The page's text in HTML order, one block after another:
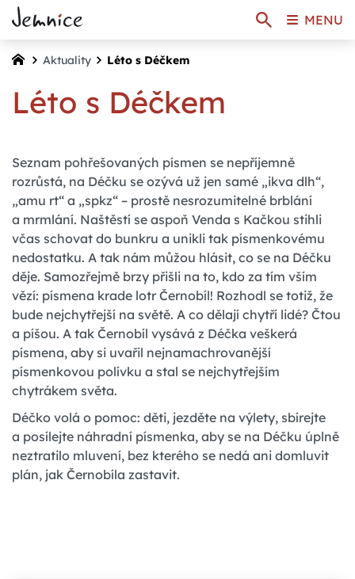
Aktuality Léto s Déčkem
Léto s Déčkem
Seznam pohřešovaných písmen se nepříjemně
rozrůstá, na Déčku se ozývá už jen samé „ikva dlh“,
„amu rt“ a „spkz“ – prostě nesrozumitelné brblání
a mrmlání. Naštěstí se aspoň Venda s Kačkou stihli
včas schovat do bunkru a unikli tak písmenkovému
nedostatku. A tak nám můžou hlásit, co se na Déčku
děje. Samozřejmě brzy přišli na to, kdo za tím vším
vězí: písmena krade lotr Černobíl! Rozhodl se totiž, že
bude nejchytřejší na světě. A co dělají chytří lidé? Čtou
a píšou. A tak Černobíl vysává z Déčka veškerá
písmena, aby si uvařil nejnamachrovanější
písmenkovou polívku a stal se nejchytřejším
chytrákem světa.
Déčko volá o pomoc: děti, jezděte na výlety, sbírejte
a posílejte náhradní písmenka, aby se na Déčku úplně
neztratilo mluvení, bez kterého se nedá ani domluvit
plán, jak Černobíla zastavit.
MENU